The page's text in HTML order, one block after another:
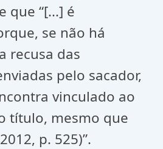
que “[...] é
se não há
recusa das
pelo sacador,
vinculado ao
título, mesmo que
p. 525)”.